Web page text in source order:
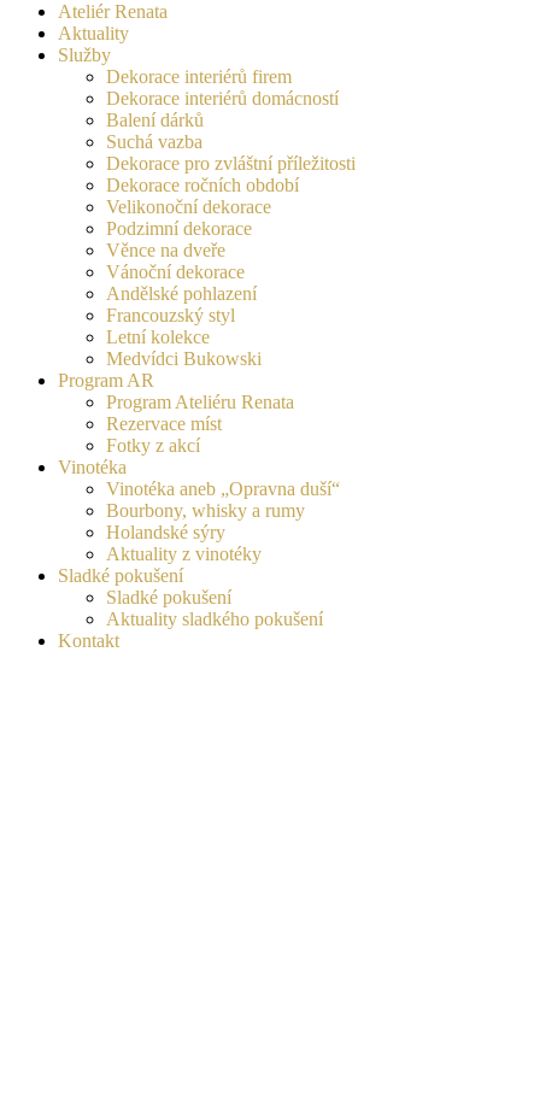
Ateliér Renata
Aktuality
Služby
Dekorace interiérů firem
Dekorace interiérů domácností
Balení dárků
Suchá vazba
Dekorace pro zvláštní příležitosti
Dekorace ročních období
Velikonoční dekorace
Podzimní dekorace
Věnce na dveře
Vánoční dekorace
Andělské pohlazení
Francouzský styl
Letní kolekce
Medvídci Bukowski
Program AR
Program Ateliéru Renata
Rezervace míst
Fotky z akcí
Vinotéka
Vinotéka aneb „Opravna duší“
Bourbony, whisky a rumy
Holandské sýry
Aktuality z vinotéky
Sladké pokušení
Sladké pokušení
Aktuality sladkého pokušení
Kontakt